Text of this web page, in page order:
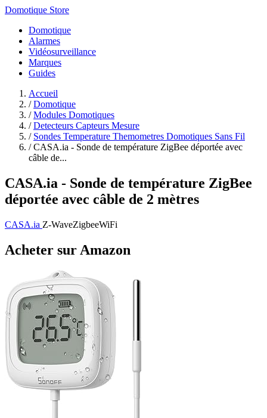
Domotique Store
Domotique
Alarmes
Vidéosurveillance
Marques
Guides
Accueil
/ Domotique
/ Modules Domotiques
/ Detecteurs Capteurs Mesure
/ Sondes Temperature Themometres Domotiques Sans Fil
/ CASA.ia - Sonde de température ZigBee déportée avec
câble de...
CASA.ia - Sonde de température ZigBee
déportée avec câble de 2 mètres
CASA.ia Z-WaveZigbeeWiFi
Acheter sur Amazon